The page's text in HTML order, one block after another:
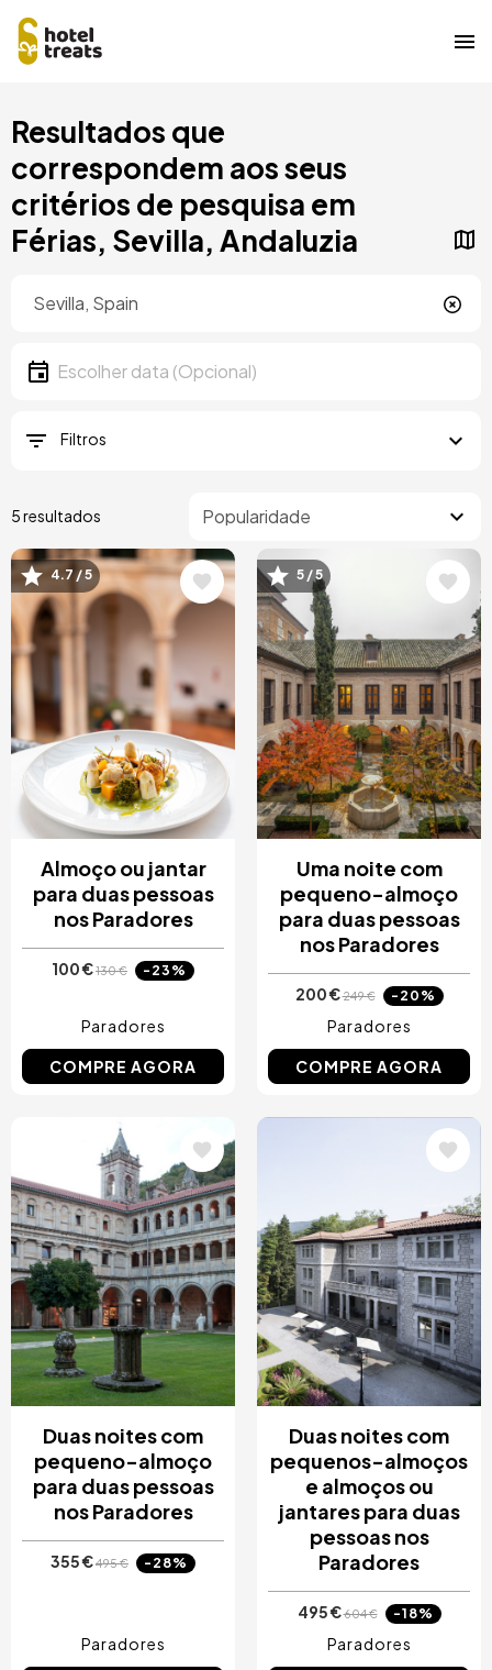
para
conteúdo
principal
Resultados que
correspondem aos seus
critérios de pesquisa em
Férias, Sevilla, Andaluzia
Data
Escolher data
Filtros
5 resultados
Imagem
4.7 / 5
Almoço ou jantar
para duas pessoas
nos Paradores
100 €130 € -23%
Paradores
COMPRE AGORA
Imagem
5 / 5
Uma noite com
pequeno-almoço
para duas pessoas
nos Paradores
200 €249 € -20%
Paradores
COMPRE AGORA
Imagem
Duas noites com
pequeno-almoço
para duas pessoas
nos Paradores
355 €495 € -28%
Paradores
Duas noites com
pequenos-almoços
e almoços ou
jantares para duas
pessoas nos
Paradores
495 €604 € -18%
Paradores